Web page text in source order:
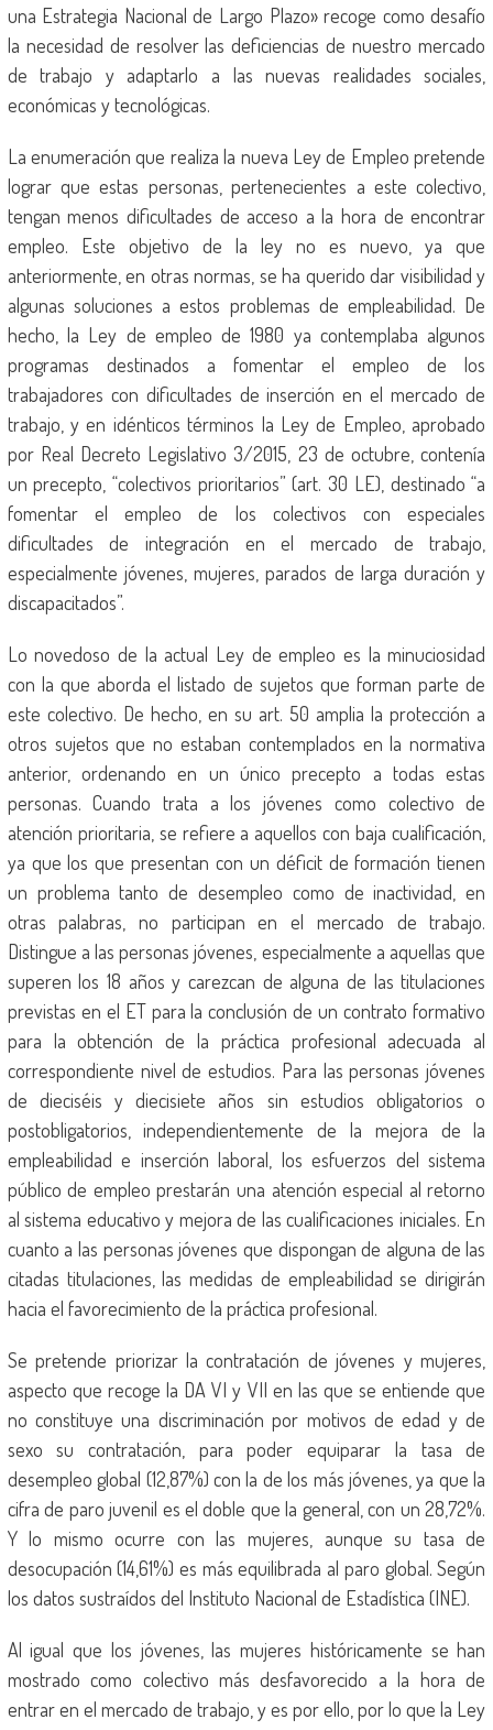
una Estrategia Nacional de Largo Plazo» recoge como desafío
la necesidad de resolver las deficiencias de nuestro mercado
de trabajo y adaptarlo a las nuevas realidades sociales,
económicas y tecnológicas.
La enumeración que realiza la nueva Ley de Empleo pretende
lograr que estas personas, pertenecientes a este colectivo,
tengan menos dificultades de acceso a la hora de encontrar
empleo. Este objetivo de la ley no es nuevo, ya que
anteriormente, en otras normas, se ha querido dar visibilidad y
algunas soluciones a estos problemas de empleabilidad. De
hecho, la Ley de empleo de 1980 ya contemplaba algunos
programas destinados a fomentar el empleo de los
trabajadores con dificultades de inserción en el mercado de
trabajo, y en idénticos términos la Ley de Empleo, aprobado
por Real Decreto Legislativo 3/2015, 23 de octubre, contenía
un precepto, “colectivos prioritarios” (art. 30 LE), destinado “a
fomentar el empleo de los colectivos con especiales
dificultades de integración en el mercado de trabajo,
especialmente jóvenes, mujeres, parados de larga duración y
discapacitados”.
Lo novedoso de la actual Ley de empleo es la minuciosidad
con la que aborda el listado de sujetos que forman parte de
este colectivo. De hecho, en su art. 50 amplia la protección a
otros sujetos que no estaban contemplados en la normativa
anterior, ordenando en un único precepto a todas estas
personas. Cuando trata a los jóvenes como colectivo de
atención prioritaria, se refiere a aquellos con baja cualificación,
ya que los que presentan con un déficit de formación tienen
un problema tanto de desempleo como de inactividad, en
otras palabras, no participan en el mercado de trabajo.
Distingue a las personas jóvenes, especialmente a aquellas que
superen los 18 años y carezcan de alguna de las titulaciones
previstas en el ET para la conclusión de un contrato formativo
para la obtención de la práctica profesional adecuada al
correspondiente nivel de estudios. Para las personas jóvenes
de dieciséis y diecisiete años sin estudios obligatorios o
postobligatorios, independientemente de la mejora de la
empleabilidad e inserción laboral, los esfuerzos del sistema
público de empleo prestarán una atención especial al retorno
al sistema educativo y mejora de las cualificaciones iniciales. En
cuanto a las personas jóvenes que dispongan de alguna de las
citadas titulaciones, las medidas de empleabilidad se dirigirán
hacia el favorecimiento de la práctica profesional.
Se pretende priorizar la contratación de jóvenes y mujeres,
aspecto que recoge la DA VI y VII en las que se entiende que
no constituye una discriminación por motivos de edad y de
sexo su contratación, para poder equiparar la tasa de
desempleo global (12,87%) con la de los más jóvenes, ya que la
cifra de paro juvenil es el doble que la general, con un 28,72%.
Y lo mismo ocurre con las mujeres, aunque su tasa de
desocupación (14,61%) es más equilibrada al paro global. Según
los datos sustraídos del Instituto Nacional de Estadística (INE).
Al igual que los jóvenes, las mujeres históricamente se han
mostrado como colectivo más desfavorecido a la hora de
entrar en el mercado de trabajo, y es por ello, por lo que la Ley